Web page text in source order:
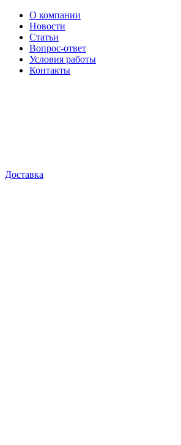
О компании
Новости
Статьи
Вопрос-ответ
Условия работы
Контакты
Доставка